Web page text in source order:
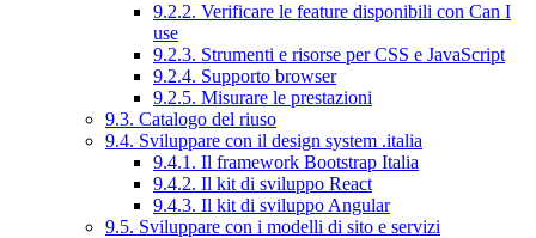
9.2.2. Verificare le feature disponibili con Can I
use
9.2.3. Strumenti e risorse per CSS e JavaScript
9.2.4. Supporto browser
9.2.5. Misurare le prestazioni
9.3. Catalogo del riuso
9.4. Sviluppare con il design system .italia
9.4.1. Il framework Bootstrap Italia
9.4.2. Il kit di sviluppo React
9.4.3. Il kit di sviluppo Angular
9.5. Sviluppare con i modelli di sito e servizi